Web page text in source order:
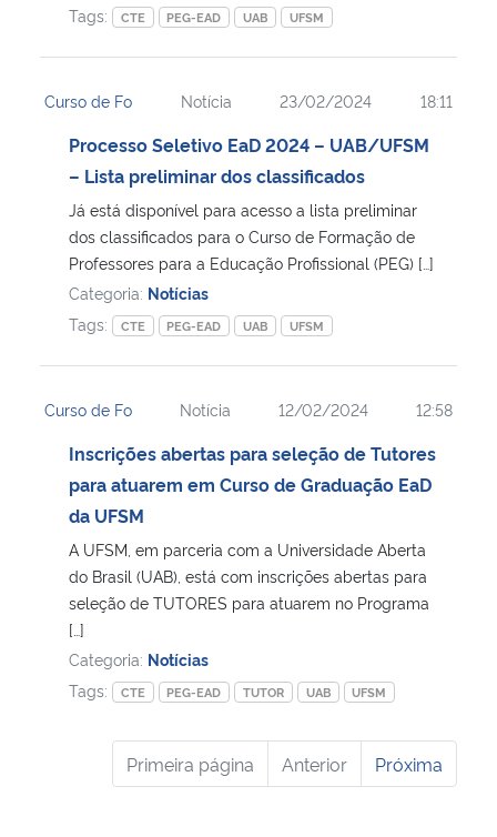
Tags: CTE PEG-EAD UAB UFSM
Curso de Fo Notícia 23/02/2024 18:11
Processo Seletivo EaD 2024 – UAB/UFSM
– Lista preliminar dos classificados
Já está disponível para acesso a lista preliminar
dos classificados para o Curso de Formação de
Professores para a Educação Profissional (PEG) […]
Categoria: Notícias
Tags:
CTE PEG-EAD UAB UFSM
Curso de Fo Notícia 12/02/2024 12:58
Inscrições abertas para seleção de Tutores
para atuarem em Curso de Graduação EaD
da UFSM
A UFSM, em parceria com a Universidade Aberta
do Brasil (UAB), está com inscrições abertas para
seleção de TUTORES para atuarem no Programa
[…]
Categoria: Notícias
Tags:
CTE PEG-EAD TUTOR UAB UFSM
Primeira página Anterior Próxima